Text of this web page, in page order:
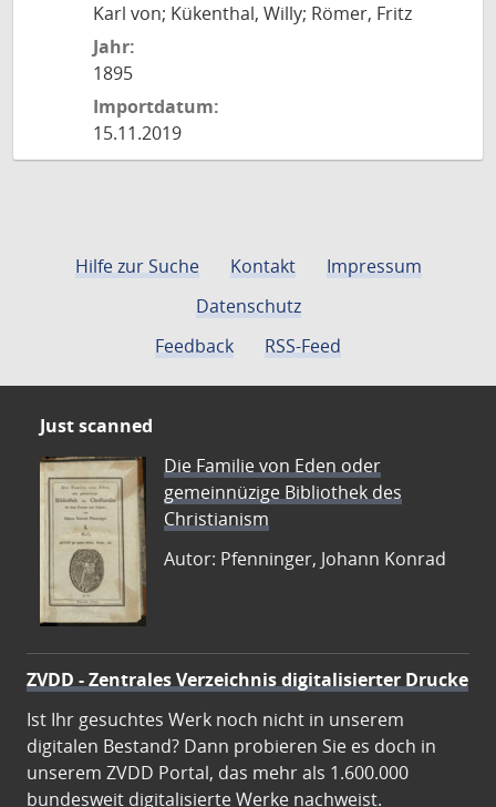
Karl von; Kükenthal, Willy; Römer, Fritz
Jahr:
1895
Importdatum:
15.11.2019
Hilfe zur Suche Kontakt
Impressum
Datenschutz
Feedback
RSS-Feed
Just scanned
Die Familie von Eden oder
gemeinnüzige Bibliothek des
Christianism
Autor: Pfenninger, Johann Konrad
ZVDD - Zentrales Verzeichnis digitalisierter Drucke
Ist Ihr gesuchtes Werk noch nicht in unserem
digitalen Bestand? Dann probieren Sie es doch in
unserem ZVDD Portal, das mehr als 1.600.000
bundesweit digitalisierte Werke nachweist.